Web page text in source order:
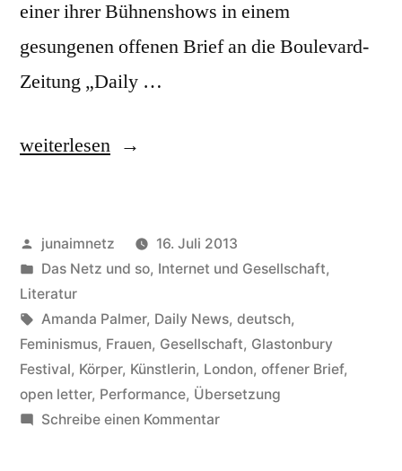
einer ihrer Bühnenshows in einem
gesungenen offenen Brief an die Boulevard-
Zeitung „Daily …
„„Blablabla,
Palmer
und
ihre
Performance
für
die
weiterlesen
Veröffentlicht
von
junaimnetz
16. Juli 2013
Veröffentlicht
in
Das Netz und so, Internet und Gesellschaft,
Literatur
Schlagwörter:
Amanda Palmer, Daily News, deutsch,
Feminismus, Frauen, Gesellschaft, Glastonbury
Festival, Körper, Künstlerin, London, offener Brief,
open letter, Performance, Übersetzung
Schreibe einen Kommentarzu